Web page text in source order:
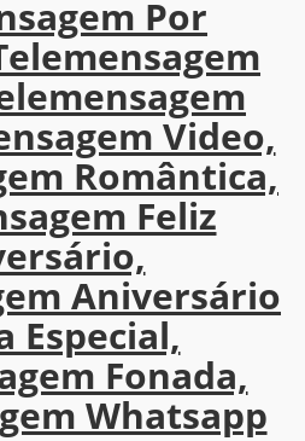
Por
Video,
Romântica,
Feliz
Aniversário
Especial,
Fonada,
Whatsapp